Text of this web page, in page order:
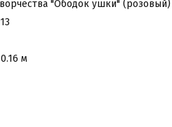
"Ободок ушки" (розовый)
м